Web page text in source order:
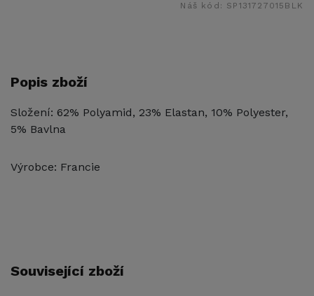
Náš kód: SP131727015BLK
Popis zboží
Složení: 62% Polyamid, 23% Elastan, 10% Polyester,
5% Bavlna
Výrobce: Francie
Související zboží